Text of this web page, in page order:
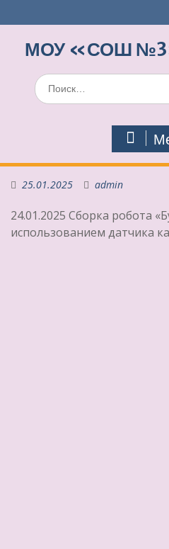
к
МОУ «СОШ
Поиск
по:
25.01.2025 admin
24.01.2025 Сборка робота
использованием датчика